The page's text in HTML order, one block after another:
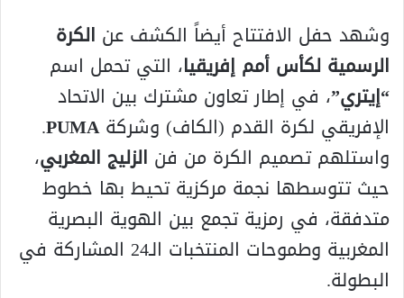
وشهد حفل الافتتاح أيضاً الكشف عن الكرة
الرسمية لكأس أمم إفريقيا، التي تحمل اسم
“إيتري”، في إطار تعاون مشترك بين الاتحاد
الإفريقي لكرة القدم (الكاف) وشركةPUMA
.
واستلهم تصميم الكرة من فن الزليج المغربي،
حيث تتوسطها نجمة مركزية تحيط بها خطوط
متدفقة، في رمزية تجمع بين الهوية البصرية
المغربية وطموحات المنتخبات الـ24 المشاركة في
البطولة.